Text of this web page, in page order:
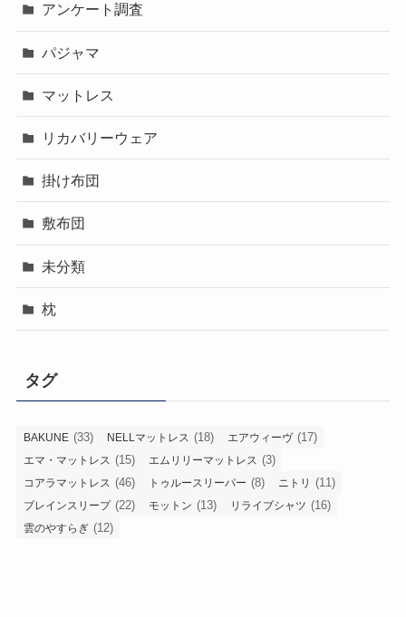
アンケート調査
パジャマ
マットレス
リカバリーウェア
掛け布団
敷布団
未分類
枕
タグ
BAKUNE (33) NELLマットレス (18) エアウィーヴ(17)
エマ・マットレス (15) エムリリーマットレス (3)
コアラマットレス (46) トゥルースリーパー (8) ニトリ (11)
ブレインスリープ(22) モットン (13) リライブシャツ (16)
雲のやすらぎ (12)